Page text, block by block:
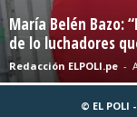
María Belén Bazo:
de lo luchadores
Redacción ELPOLI.pe -
© EL POLI -